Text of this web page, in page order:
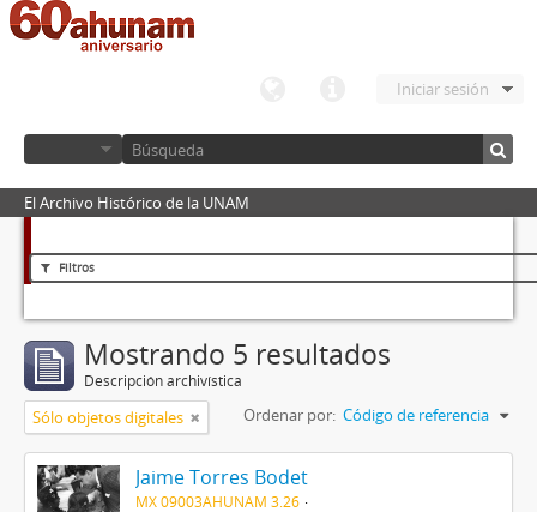
Iniciar sesión
El Archivo Histórico de la UNAM
Filtros
Mostrando 5 resultados
Descripción archivística
Sólo objetos digitales Ordenar por: Código de referencia
Jaime Torres Bodet
MX 09003AHUNAM 3.26